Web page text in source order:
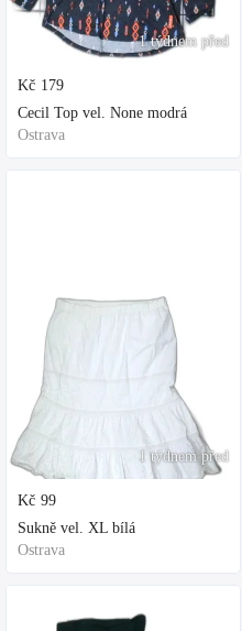
1 týdnem před
Kč 179
Cecil Top vel. None modrá
Ostrava
1 týdnem před
Kč 99
Sukně vel. XL bílá
Ostrava